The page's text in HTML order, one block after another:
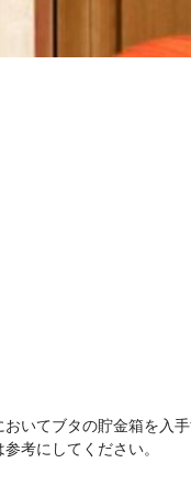
いてブタの貯金箱を入
考にしてください。